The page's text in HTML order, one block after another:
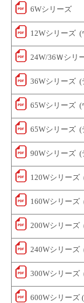
6Wシリーズ
12Wシリーズ (
24W/36Ｗシリ
36Wシリーズ (
65Wシリーズ (
65Wシリーズ (
90Wシリーズ (
120Wシリーズ
160Wシリーズ
200Wシリーズ
240Wシリーズ
300Wシリーズ
600Wシリーズ